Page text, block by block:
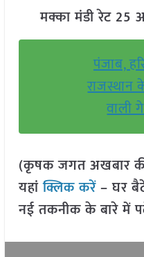
मक्का मंडी रेट 25
पंजाब,
वाली
(कृषक जगत अखबार
यहांक्लिक करें– घर
नई तकनीक के बारे में